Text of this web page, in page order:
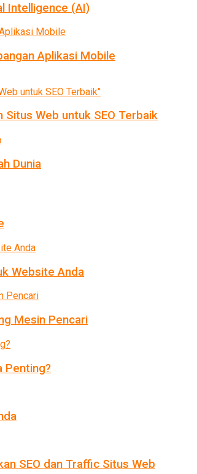
Intelligence (AI)
Aplikasi Mobile
Situs Web untuk SEO Terbaik
Dunia
Website Anda
Mesin Pencari
Penting?
SEO dan Traffic Situs Web